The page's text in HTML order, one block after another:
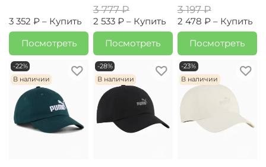
3 352 ₽ – Купить
Посмотреть
3 777 ₽
2 533 ₽ – Купить
Посмотреть
3 197 ₽
2 478 ₽ – Купить
Посмотреть
-22%
В наличии
-28%
В наличии
-23%
В наличии